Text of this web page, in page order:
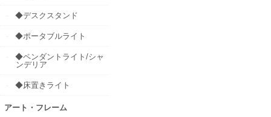
◆デスクスタンド
◆ポータブルライト
◆ペンダントライト/シャ
ンデリア
◆床置きライト
アート・フレーム